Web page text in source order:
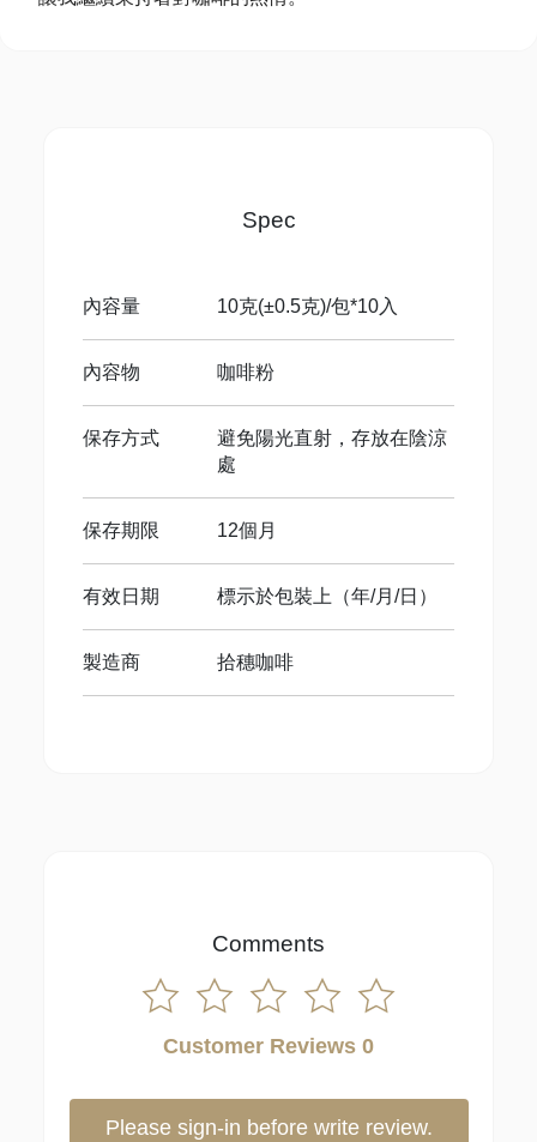
Spec
內容量 10克(±0.5克)/包*10入
內容物 咖啡粉
保存方式
避免陽光直射，存放在陰涼
處
保存期限 12個月
有效日期 標示於包裝上（年/月/日）
製造商 拾穗咖啡
Comments
Customer Reviews 0
Please sign-in before write review.